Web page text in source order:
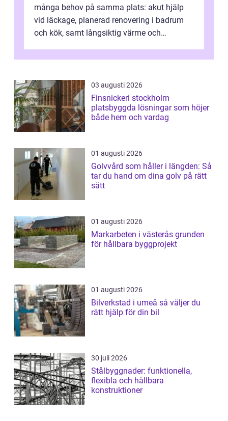
många behov på samma plats: akut hjälp
vid läckage, planerad renovering i badrum
och kök, samt långsiktig värme och
03 augusti 2026
Finsnickeri stockholm
platsbyggda lösningar som höjer
både hem och vardag
01 augusti 2026
Golvvård som håller i längden: Så
tar du hand om dina golv på rätt
sätt
01 augusti 2026
Markarbeten i västerås grunden
för hållbara byggprojekt
01 augusti 2026
Bilverkstad i umeå så väljer du
rätt hjälp för din bil
30 juli 2026
Stålbyggnader: funktionella,
flexibla och hållbara
konstruktioner